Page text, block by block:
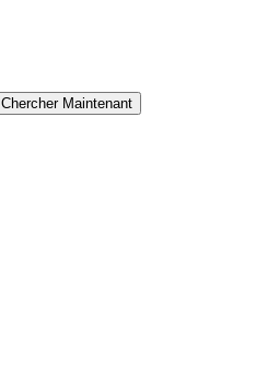
Chercher Maintenant